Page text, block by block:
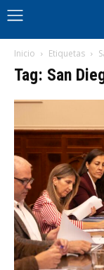
Inicio Etiquetas
Tag: San